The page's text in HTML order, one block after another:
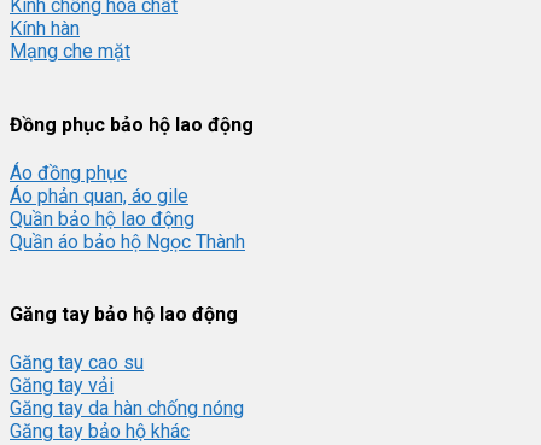
Kính chống hóa chất
Kính hàn
Mạng che mặt
Đồng phục bảo hộ lao động
Áo đồng phục
Áo phản quan, áo gile
Quần bảo hộ lao động
Quần áo bảo hộ Ngọc Thành
Găng tay bảo hộ lao động
Găng tay cao su
Găng tay vải
Găng tay da hàn chống nóng
Găng tay bảo hộ khác